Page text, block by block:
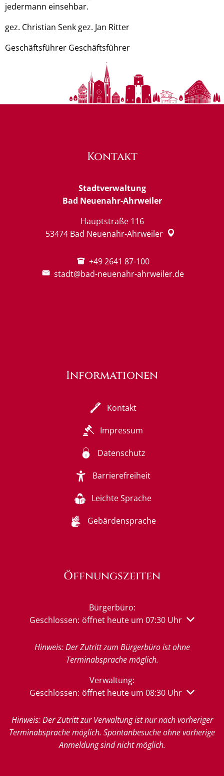
jedermann einsehbar.
gez. Christian Senk gez. Jan Ritter
Geschäftsführer Geschäftsführer
Kontakt
Stadtverwaltung
Bad Neuenahr-Ahrweiler
Hauptstraße 116
53474 Bad Neuenahr-Ahrweiler
+49 2641 87-100
stadt@bad-neuenahr-ahrweiler.de
Informationen
Kontakt
Impressum
Datenschutz
Barrierefreiheit
Leichte Sprache
Gebärdensprache
Öffnungszeiten
Bürgerbüro:
Klicken, um weitere Öffnungs- oder Schließzeiten
Geschlossen: öffnet heute um 07:30 Uhr
Hinweis: Der Zutritt zum Bürgerbüro ist ohne
Terminabsprache möglich.
Verwaltung:
Klicken, um weitere Öffnungs- oder Schließzeiten
Geschlossen: öffnet heute um 08:30 Uhr
Hinweis: Der Zutritt zur Verwaltung ist nur nach vorheriger
Terminabsprache möglich. Spontanbesuche ohne vorherige
Anmeldung sind nicht möglich.